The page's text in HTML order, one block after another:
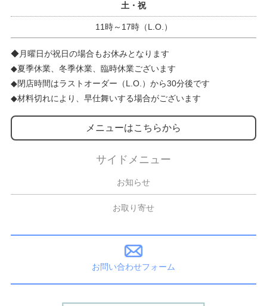
土・祝
11時～17時（L.O.）
◆月曜日が祝日の場合もお休みとなります
◆夏季休業、冬季休業、臨時休業ございます
◆閉店時間はラストオーダー（L.O.）から30分後です
◆材料切れにより、早仕舞いする場合がございます
メニューはこちらから
サイドメニュー
お知らせ
お取り寄せ
お問い合わせフォーム